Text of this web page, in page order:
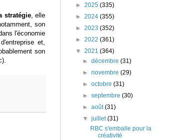
stratégie, elle
son
l'économie
et,
son
► 2025 (335)
► 2024 (355)
► 2023 (352)
► 2022 (361)
▼ 2021 (364)
►décembre(31)
►novembre(29)
►octobre(31)
►septembre(30)
►août(31)
▼juillet(31)
RBC s'emballe pour la
créativité